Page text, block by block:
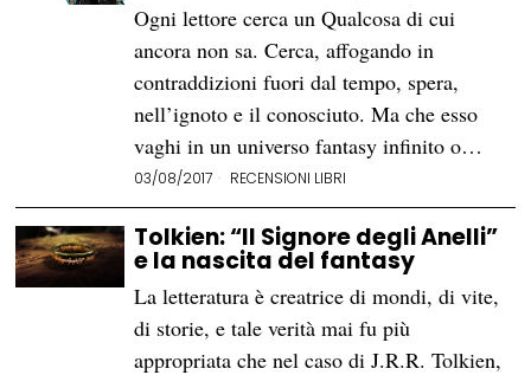
Ogni lettore cerca un Qualcosa di cui
ancora non sa. Cerca, affogando in
contraddizioni fuori dal tempo, spera,
nell’ignoto e il conosciuto. Ma che esso
vaghi in un universo fantasy infinito o…
03/08/2017 RECENSIONI LIBRI
Tolkien: “Il Signore degli Anelli”
e la nascita del fantasy
La letteratura è creatrice di mondi, di vite,
di storie, e tale verità mai fu più
appropriata che nel caso di J.R.R. Tolkien,